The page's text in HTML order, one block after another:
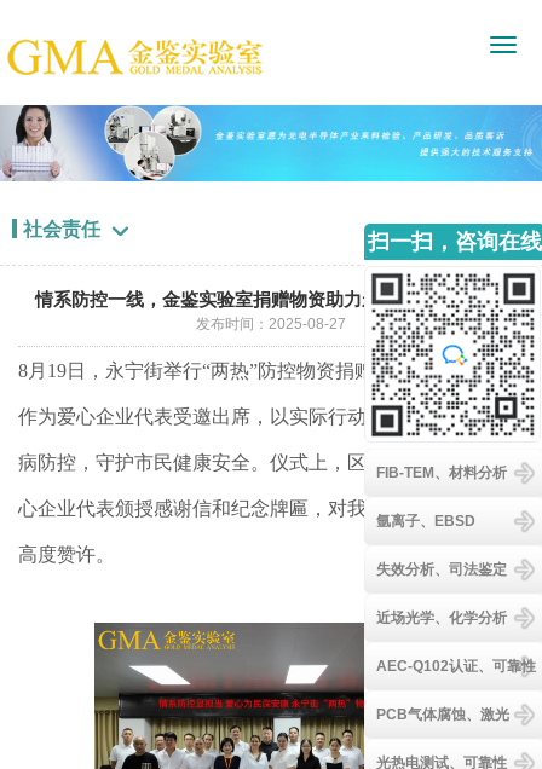
社会责任 
情系防控一线，金鉴实验室捐赠物资助力永宁街“两热”防控
发布时间：2025-08-27
8月19日，永宁街举行“两热”防控物资捐赠交接仪式，我司
作为爱心企业代表受邀出席，以实际行动助力街道蚊媒传染
病防控，守护市民健康安全。仪式上，区街领导为我司等爱
心企业代表颁授感谢信和纪念牌匾，对我司的善心义举表示
高度赞许。
扫一扫，咨询在线
客服
FIB-TEM、材料分析
氩离子、EBSD
失效分析、司法鉴定
近场光学、化学分析
AEC-Q102认证、可靠性
PCB气体腐蚀、激光
光热电测试、可靠性